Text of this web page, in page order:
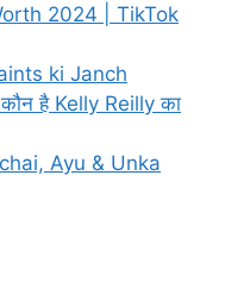
2024 | TikTok
ki Janch
है Kelly Reilly का
Ayu & Unka